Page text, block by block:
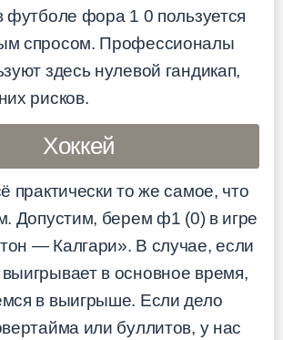
футболе фора 1 0 пользуется
спросом. Профессионалы
здесь нулевой гандикап,
рисков.
Хоккей
практически то же самое, что
Допустим, берем ф1 (0) в игре
— Калгари». В случае, если
в основное время,
в выигрыше. Если дело
или буллитов, у нас